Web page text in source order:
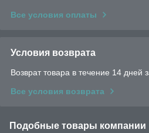
Все условия оплаты
Условия возврата
Возврат товара в течение 14 дней
Все условия возврата
Подобные товары компании